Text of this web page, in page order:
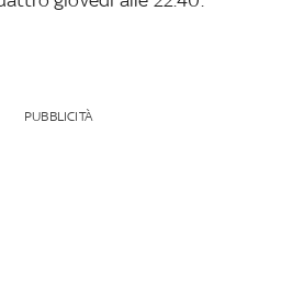
PUBBLICITÀ